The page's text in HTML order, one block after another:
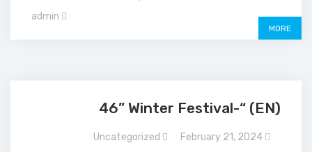
admin
MORE
(EN) “-46” Winter Festival
February 21, 2024
Uncategorized